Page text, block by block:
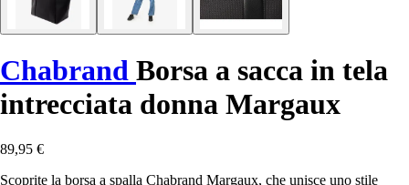
Chabrand Borsa a sacca in tela
intrecciata donna Margaux
89,95 €
Scoprite la borsa a spalla Chabrand Margaux, che unisce uno stile